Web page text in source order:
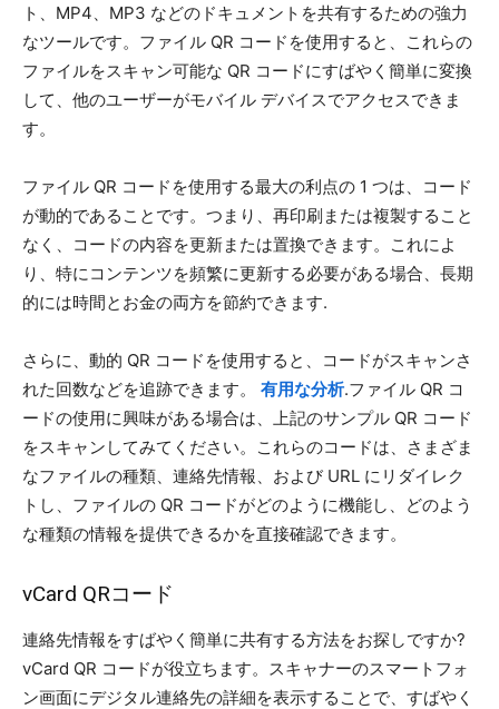
ト、MP4、MP3 などのドキュメントを共有するための強力
なツールです。ファイル QR コードを使用すると、これらの
ファイルをスキャン可能な QR コードにすばやく簡単に変換
して、他のユーザーがモバイル デバイスでアクセスできま
す。
ファイル QR コードを使用する最大の利点の 1 つは、コード
が動的であることです。つまり、再印刷または複製すること
なく、コードの内容を更新または置換できます。これによ
り、特にコンテンツを頻繁に更新する必要がある場合、長期
的には時間とお金の両方を節約できます.
さらに、動的 QR コードを使用すると、コードがスキャンさ
れた回数などを追跡できます。 有用な分析.ファイル QR コ
ードの使用に興味がある場合は、上記のサンプル QR コード
をスキャンしてみてください。これらのコードは、さまざま
なファイルの種類、連絡先情報、および URL にリダイレク
トし、ファイルの QR コードがどのように機能し、どのよう
な種類の情報を提供できるかを直接確認できます。
vCard QRコード
連絡先情報をすばやく簡単に共有する方法をお探しですか?
vCard QR コードが役立ちます。スキャナーのスマートフォ
ン画面にデジタル連絡先の詳細を表示することで、すばやく